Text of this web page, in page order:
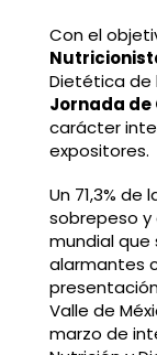
Con el
Dietética de
Jornada de
carácter
expositores.
Un 71,3%
sobrepeso y
mundial que
alarmantes
Valle de
marzo de